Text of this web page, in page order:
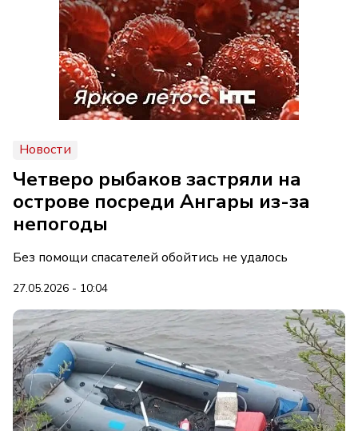
Новости
Четверо рыбаков застряли на
острове посреди Ангары из-за
непогоды
Без помощи спасателей обойтись не удалось
27.05.2026 - 10:04